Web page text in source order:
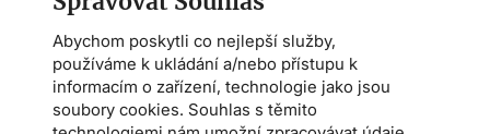
Abychom poskytli co nejlepší služby,
používáme k ukládání a/nebo přístupu k
informacím o zařízení, technologie jako jsou
soubory cookies. Souhlas s těmito
KONTAKT